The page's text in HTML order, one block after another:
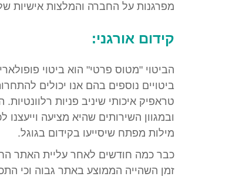
מפרגנות על החברה והמלצות אישיות
קידום אורגני:
הביטוי "מטוס פרטי" הוא ביטוי
ביטויים נוספים בהם אנו יכולים
טראפיק איכותי שיניב פניות
ובמגוון השירותים שהיא מציעה וייעצנו
מילות מפתח שיסייעו בקידום בגוגל.
כבר כמה חודשים לאחר עליית האתר
זמן השהייה הממוצע באתר גבוה וכי